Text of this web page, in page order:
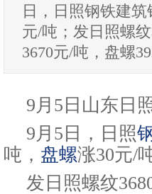
日，日照钢铁建
元/吨；发日照螺
3670元/吨，盘螺
9月5日山东日
9月5日，日照
吨， 盘螺涨30元/
发日照螺纹